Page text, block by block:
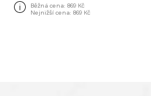
Běžná cena: 869 Kč
Nejnižší cena: 869 Kč